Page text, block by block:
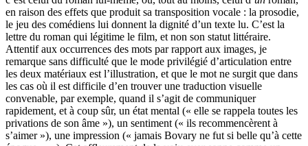
en raison des effets que produit sa transposition vocale : la prosodie,
le jeu des comédiens lui donnent la dignité d’un texte lu. C’est la
lettre du roman qui légitime le film, et non son statut littéraire.
Attentif aux occurrences des mots par rapport aux images, je
remarque sans difficulté que le mode privilégié d’articulation entre
les deux matériaux est l’illustration, et que le mot ne surgit que dans
les cas où il est difficile d’en trouver une traduction visuelle
convenable, par exemple, quand il s’agit de communiquer
rapidement, et à coup sûr, un état mental (« elle se rappela toutes les
privations de son âme »), un sentiment (« ils recommencèrent à
s’aimer »), une impression (« jamais Bovary ne fut si belle qu’à cette